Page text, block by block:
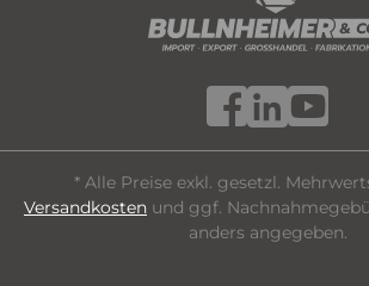
* Alle Preise exkl. gesetzl.
Versandkosten und ggf.
anders angegeben.